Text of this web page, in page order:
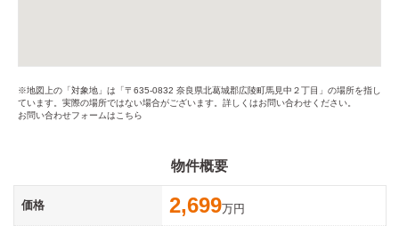
※地図上の「対象地」は「〒635-0832 奈良県北葛城郡広陵町馬見中２丁目」の場所を指し
ています。実際の場所ではない場合がございます。詳しくはお問い合わせください。
お問い合わせフォームはこちら
物件概要
価格 2,699万円